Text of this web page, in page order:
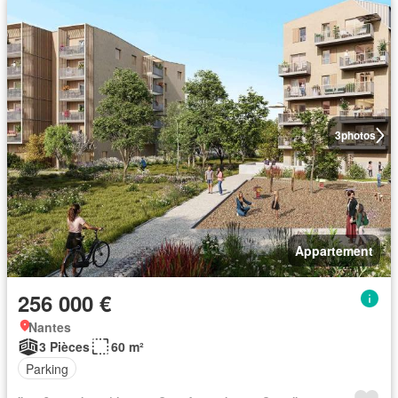
3photos
Appartement
256 000 €
Nantes
3 Pièces
60 m²
Parking